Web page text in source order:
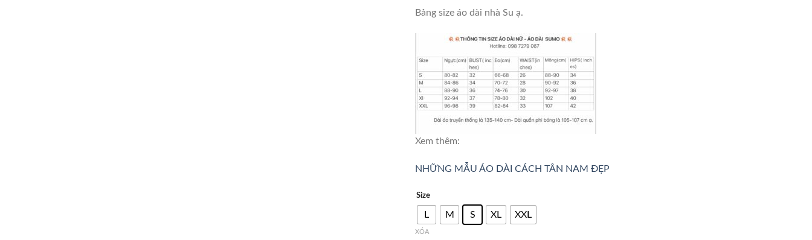
Bảng size áo dài nhà Su ạ.
Xem thêm:
NHỮNG MẪU ÁO DÀI CÁCH TÂN NAM ĐẸP
Size
L M S XL XXL
XÓA